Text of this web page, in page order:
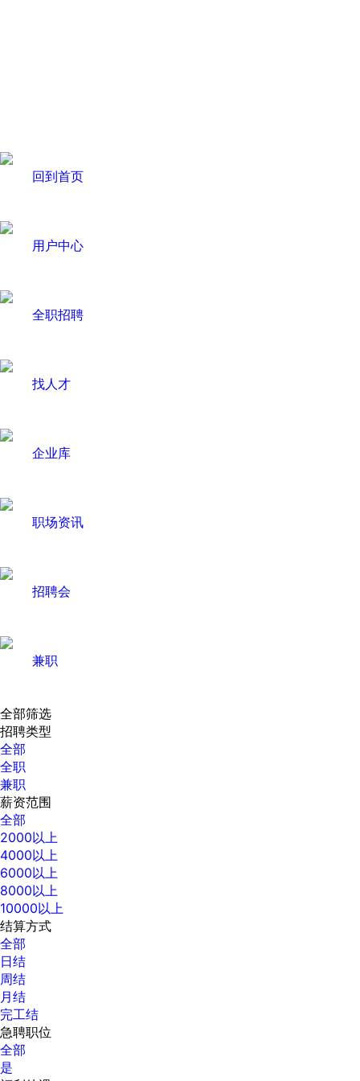
回到首页
用户中心
全职招聘
找人才
企业库
职场资讯
招聘会
兼职
全部筛选
招聘类型
全部
全职
兼职
薪资范围
全部
2000以上
4000以上
6000以上
8000以上
10000以上
结算方式
全部
日结
周结
月结
完工结
急聘职位
全部
是